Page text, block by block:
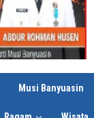
Musi Banyuasin